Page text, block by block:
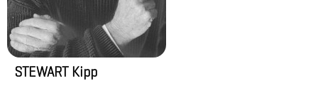
STEWART Kipp